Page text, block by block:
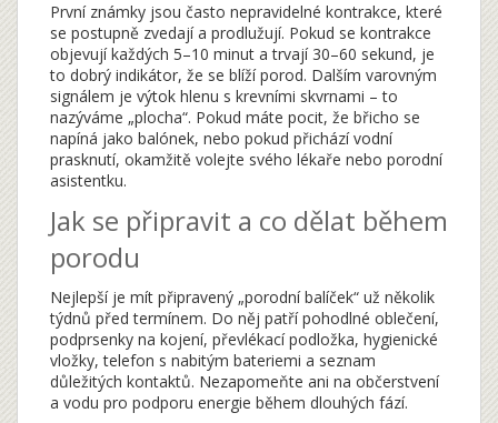
První známky jsou často nepravidelné kontrakce, které
se postupně zvedají a prodlužují. Pokud se kontrakce
objevují každých 5–10 minut a trvají 30–60 sekund, je
to dobrý indikátor, že se blíží porod. Dalším varovným
signálem je výtok hlenu s krevními skvrnami – to
nazýváme „plocha“. Pokud máte pocit, že břicho se
napíná jako balónek, nebo pokud přichází vodní
prasknutí, okamžitě volejte svého lékaře nebo porodní
asistentku.
Jak se připravit a co dělat během
porodu
Nejlepší je mít připravený „porodní balíček“ už několik
týdnů před termínem. Do něj patří pohodlné oblečení,
podprsenky na kojení, převlékací podložka, hygienické
vložky, telefon s nabitým bateriemi a seznam
důležitých kontaktů. Nezapomeňte ani na občerstvení
a vodu pro podporu energie během dlouhých fází.